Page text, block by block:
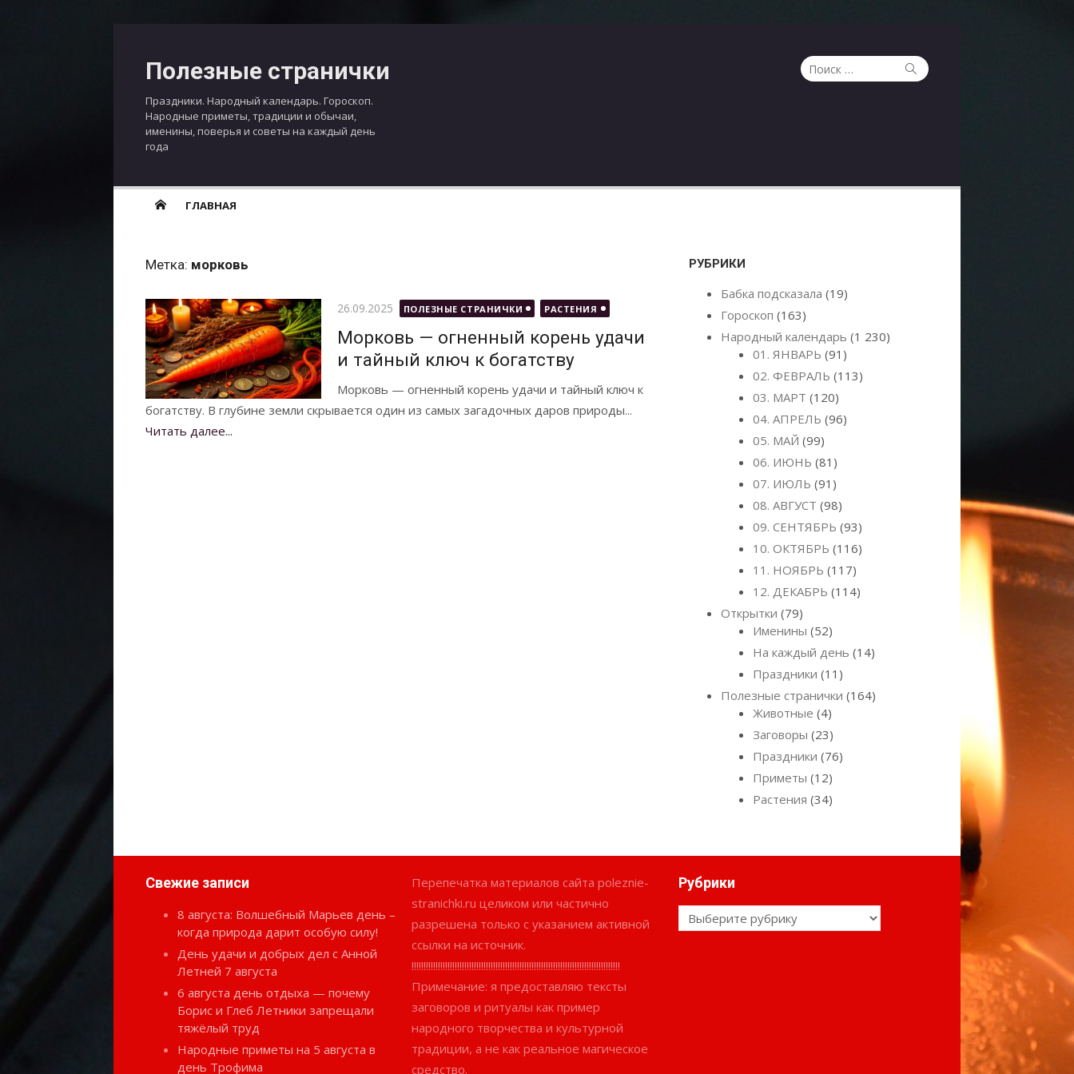
Полезные странички
Праздники. Народный календарь. Гороскоп.
Народные приметы, традиции и обычаи,
именины, поверья и советы на каждый день
года
Поиск
по:
Поиск
ГЛАВНАЯ
Метка: морковь
Опубликовано
26.09.2025 ПОЛЕЗНЫЕ СТРАНИЧКИ РАСТЕНИЯ
Морковь — огненный корень удачи
и тайный ключ к богатству
Морковь — огненный корень удачи и тайный ключ к
богатству. В глубине земли скрывается один из самых загадочных даров природы...
Читать далее...
РУБРИКИ
Бабка подсказала (19)
Гороскоп (163)
Народный календарь (1 230)
01. ЯНВАРЬ (91)
02. ФЕВРАЛЬ (113)
03. МАРТ (120)
04. АПРЕЛЬ (96)
05. МАЙ (99)
06. ИЮНЬ (81)
07. ИЮЛЬ (91)
08. АВГУСТ (98)
09. СЕНТЯБРЬ (93)
10. ОКТЯБРЬ (116)
11. НОЯБРЬ (117)
12. ДЕКАБРЬ (114)
Открытки (79)
Именины (52)
На каждый день (14)
Праздники (11)
Полезные странички (164)
Животные (4)
Заговоры (23)
Праздники (76)
Приметы (12)
Растения (34)
Свежие записи
8 августа: Волшебный Марьев день –
когда природа дарит особую силу!
День удачи и добрых дел с Анной
Летней 7 августа
6 августа день отдыха — почему
Борис и Глеб Летники запрещали
тяжёлый труд
Народные приметы на 5 августа в
день Трофима
Перепечатка материалов сайта poleznie-
stranichki.ru целиком или частично
разрешена только с указанием активной
ссылки на источник.
!!!!!!!!!!!!!!!!!!!!!!!!!!!!!!!!!!!!!!!!!!!!!!!!!!!!!!!!!!!!!!!!!!!!!!!!!!!!!!!!!!!!!!!
Примечание: я предоставляю тексты
заговоров и ритуалы как пример
народного творчества и культурной
традиции, а не как реальное магическое
средство.
Рубрики
Рубрики